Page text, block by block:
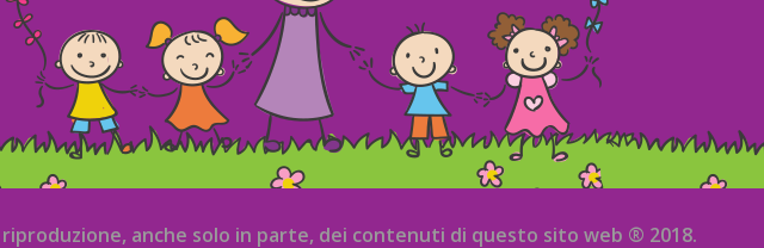
anche solo in parte, dei contenuti di questo sito web ® 2018.